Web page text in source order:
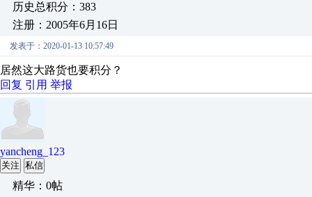
历史总积分：383
注册：2005年6月16日
发表于：2020-01-13 10:57:49
居然这大路货也要积分？
回复 引用 举报
yancheng_123
关注 私信
精华：0帖